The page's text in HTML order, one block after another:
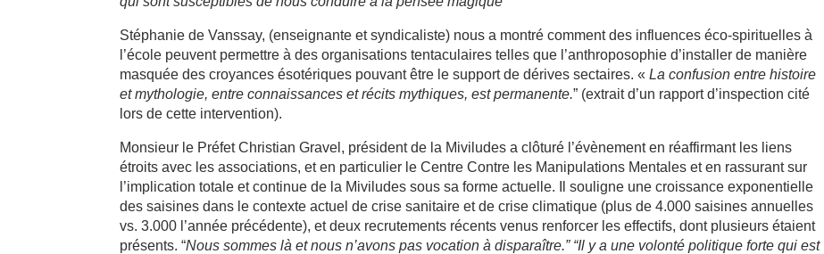
Stéphanie de Vanssay, (enseignante et syndicaliste) nous a montré comment des influences éco-spirituelles à
l’école peuvent permettre à des organisations tentaculaires telles que l’anthroposophie d’installer de manière
masquée des croyances ésotériques pouvant être le support de dérives sectaires. «La confusion entre histoire
et mythologie, entre connaissances et récits mythiques, est permanente.” (extrait d’un rapport d’inspection cité
lors de cette intervention).
Monsieur le Préfet Christian Gravel, président de la Miviludes a clôturé l’évènement en réaffirmant les liens
étroits avec les associations, et en particulier le Centre Contre les Manipulations Mentales et en rassurant sur
l’implication totale et continue de la Miviludes sous sa forme actuelle. Il souligne une croissance exponentielle
des saisines dans le contexte actuel de crise sanitaire et de crise climatique (plus de 4.000 saisines annuelles
vs. 3.000 l’année précédente), et deux recrutements récents venus renforcer les effectifs, dont plusieurs étaient
présents. “Nous sommes là et nous n’avons pas vocation à disparaître.” “Il y a une volonté politique forte qui est